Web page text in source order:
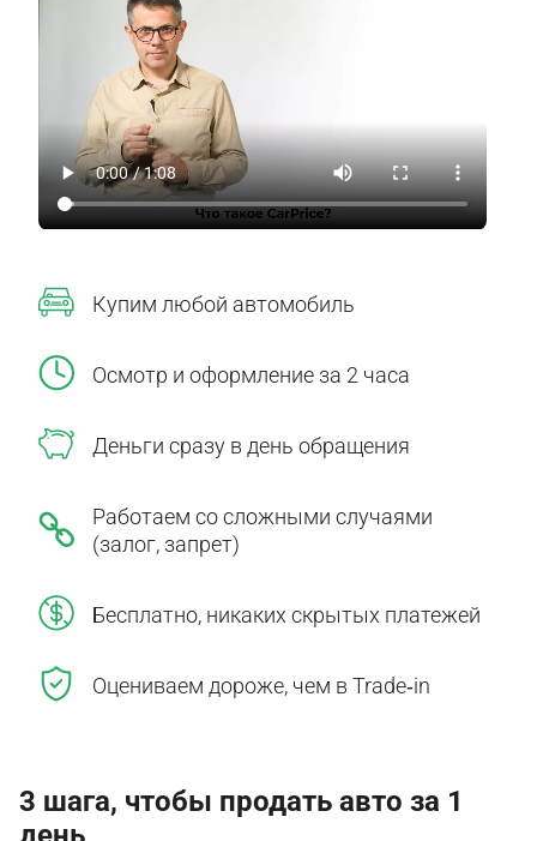
Купим любой автомобиль
Осмотр и оформление за 2 часа
Деньги сразу в день обращения
Работаем со сложными случаями
(залог, запрет)
Бесплатно, никаких скрытых платежей
Оцениваем дороже, чем в Trade‑in
3 шага, чтобы продать авто за 1